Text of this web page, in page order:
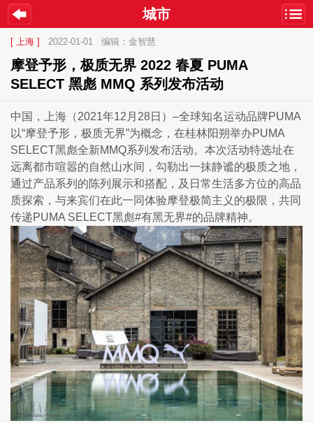
城市
[ 上海 ] 2022-01-01 编辑：金智慧
摩登予形，极质无界 2022 春夏 PUMA
SELECT 黑彪 MMQ 系列发布活动
中国，上海（2021年12月28日）–全球知名运动品牌PUMA
以“摩登予形，极质无界”为概念，在桂林阳朔举办PUMA
SELECT黑彪全新MMQ系列发布活动。本次活动特选址在
远离都市喧嚣的自然山水间，勾勒出一抹静谧的极质之地，
通过产品系列的陈列展示和搭配，及日常生活多方位的高品
质探索，与来宾们在此一同体验摩登极简主义的极限，共同
传递PUMA SELECT黑彪#有黑无界#的品牌精神。